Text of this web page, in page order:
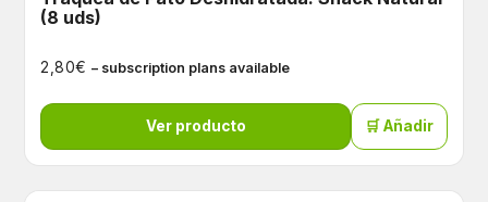
(8 uds)
2,80€ – subscription plans available
Ver producto 🛒 Añadir